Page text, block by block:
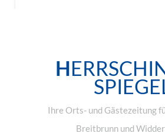
H
Ihre Orts- und Gästezeitung
Breitbrunn und